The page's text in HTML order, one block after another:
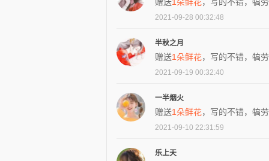
2021-09-28 00:32:48
半秋之月
赠送1朵鲜花，写的不错，犒劳
2021-09-19 00:32:40
一半烟火
赠送1朵鲜花，写的不错，犒劳
2021-09-10 22:31:59
乐上天